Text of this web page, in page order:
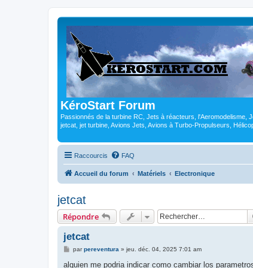
KéroStart Forum
Passionnés de la turbine RC, Jets à réacteurs, l'Aeromodelisme,
jetcat, jet turbine, Avions Jets, Avions à Turbo-Propulseurs,
Raccourcis FAQ
Accueil du forum Matériels Electronique
jetcat
Répondre
jetcat
M
s
parpereventura » jeu. déc. 04, 2025 7:01 am
alquien me podria indicar como cambiar los